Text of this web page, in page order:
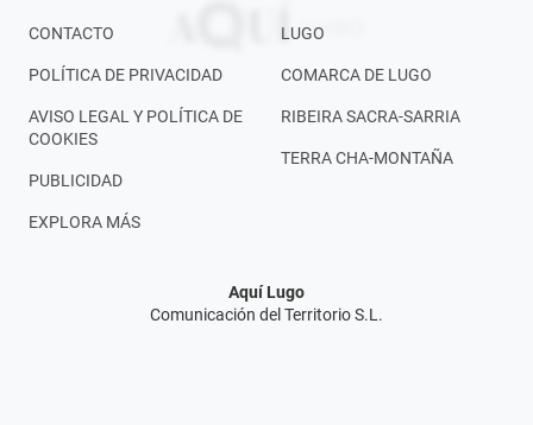
CONTACTO
POLÍTICA DE PRIVACIDAD
AVISO LEGAL Y POLÍTICA DE
COOKIES
PUBLICIDAD
EXPLORA MÁS
LUGO
COMARCA DE LUGO
RIBEIRA SACRA-SARRIA
TERRA CHA-MONTAÑA
Aquí Lugo
Comunicación del Territorio S.L.